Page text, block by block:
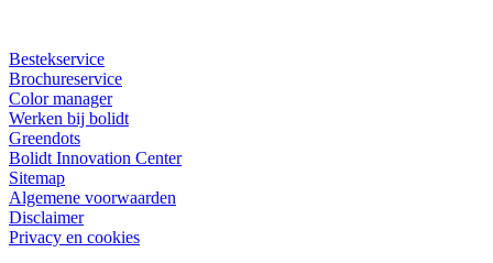
Bestekservice
Brochureservice
Color manager
Werken bij bolidt
Greendots
Bolidt Innovation Center
Sitemap
Algemene voorwaarden
Disclaimer
Privacy en cookies